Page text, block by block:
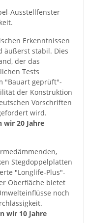
Ausstellfenster
Erkenntnissen
äußerst stabil. Dies
der das
Tests
"Bauart geprüft"-
der Konstruktion
Vorschriften
wird.
20 Jahre
Stegdoppelplatten
"Longlife-Plus"-
Oberfläche bietet
noch
wir 10 Jahre